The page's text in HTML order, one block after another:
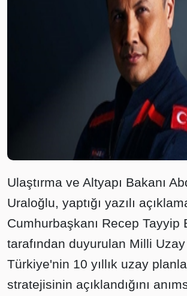
Ulaştırma ve Altyapı Bakanı
Uraloğlu, yaptığı yazılı
Cumhurbaşkanı Recep Tayyip
tarafından duyurulan Milli
Türkiye'nin 10 yıllık uzay
stratejisinin açıklandığını